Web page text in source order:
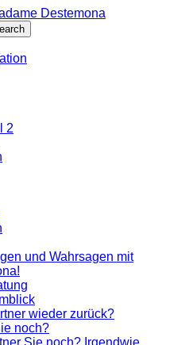
Destemona
2
und Wahrsagen mit
wieder zurück?
noch?
Sie noch? Irgendwie